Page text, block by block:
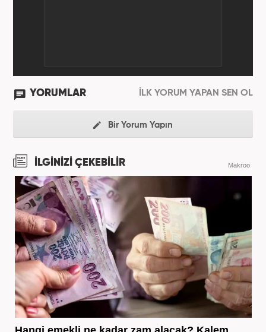
YORUMLAR İLK YORUM YAPAN SEN OL
Bir Yorum Yapın
İLGİNİZİ ÇEKEBİLİR Makroo